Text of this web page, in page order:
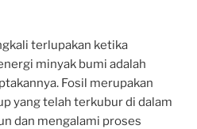
terlupakan ketika
minyak bumi adalah
Fosil merupakan
yang telah terkubur di dalam
dan mengalami proses